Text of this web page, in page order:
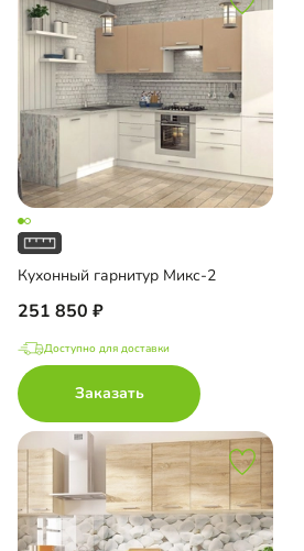
Кухонный гарнитур Микс-2
251 850
Доступно для доставки
Заказать